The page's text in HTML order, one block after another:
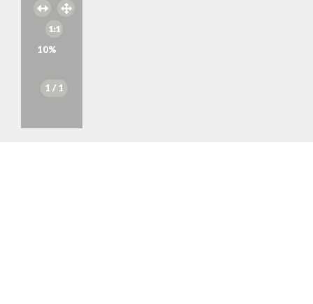
10%
1 / 1